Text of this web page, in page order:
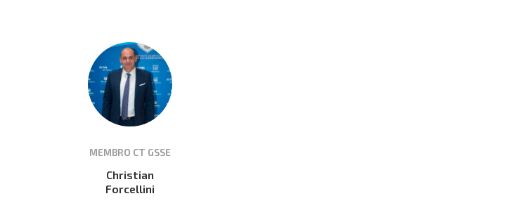
MEMBRO CT GSSE
Christian
Forcellini